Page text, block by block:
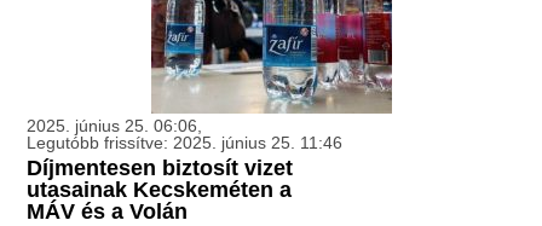
2025. június 25. 06:06,
Legutóbb frissítve: 2025. június 25. 11:46
Díjmentesen biztosít vizet
utasainak Kecskeméten a
MÁV és a Volán